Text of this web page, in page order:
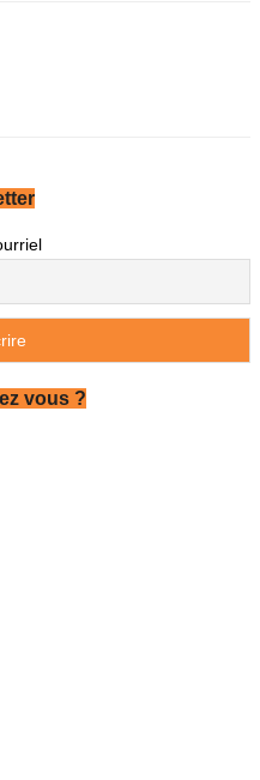
vous ?